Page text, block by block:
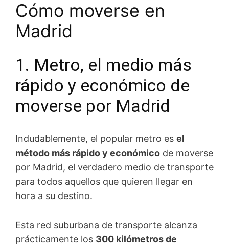
Cómo moverse en
Madrid
1. Metro, el medio más
rápido y económico de
moverse por Madrid
Indudablemente, el popular metro es el
método más rápido y económico de moverse
por Madrid, el verdadero medio de transporte
para todos aquellos que quieren llegar en
hora a su destino.
Esta red suburbana de transporte alcanza
prácticamente los 300 kilómetros de